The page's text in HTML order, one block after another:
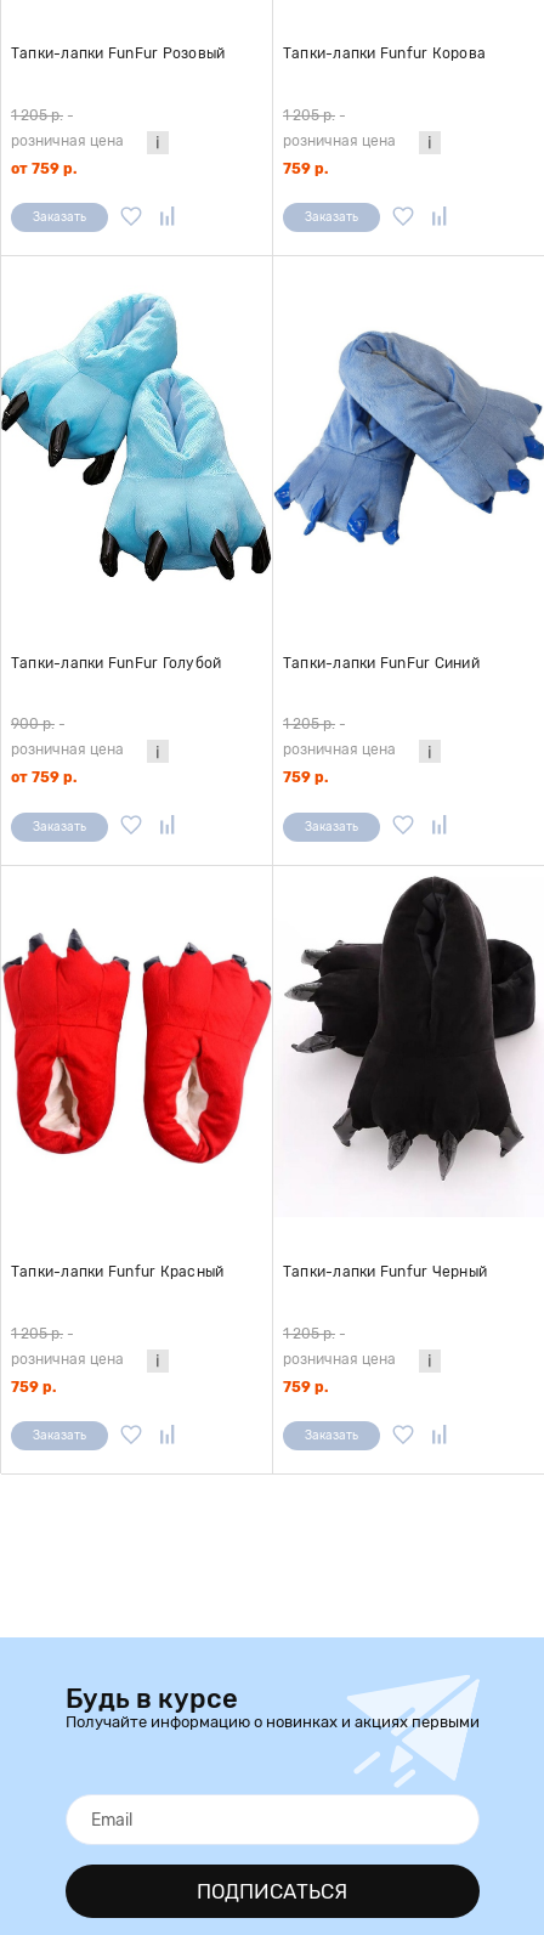
Тапки-лапки FunFur Розовый
1 205 р. -
розничная цена
от 759 р.
Заказать
Тапки-лапки Funfur Корова
1 205 р. -
розничная цена
759 р.
Заказать
Тапки-лапки FunFur Голубой
900 р. -
розничная цена
от 759 р.
Заказать
Тапки-лапки FunFur Синий
1 205 р. -
розничная цена
759 р.
Заказать
Тапки-лапки Funfur Красный
1 205 р. -
розничная цена
759 р.
Заказать
Тапки-лапки Funfur Черный
1 205 р. -
розничная цена
759 р.
Заказать
Будь в курсе
Получайте информацию о новинках и акциях первыми
ПОДПИСАТЬСЯ